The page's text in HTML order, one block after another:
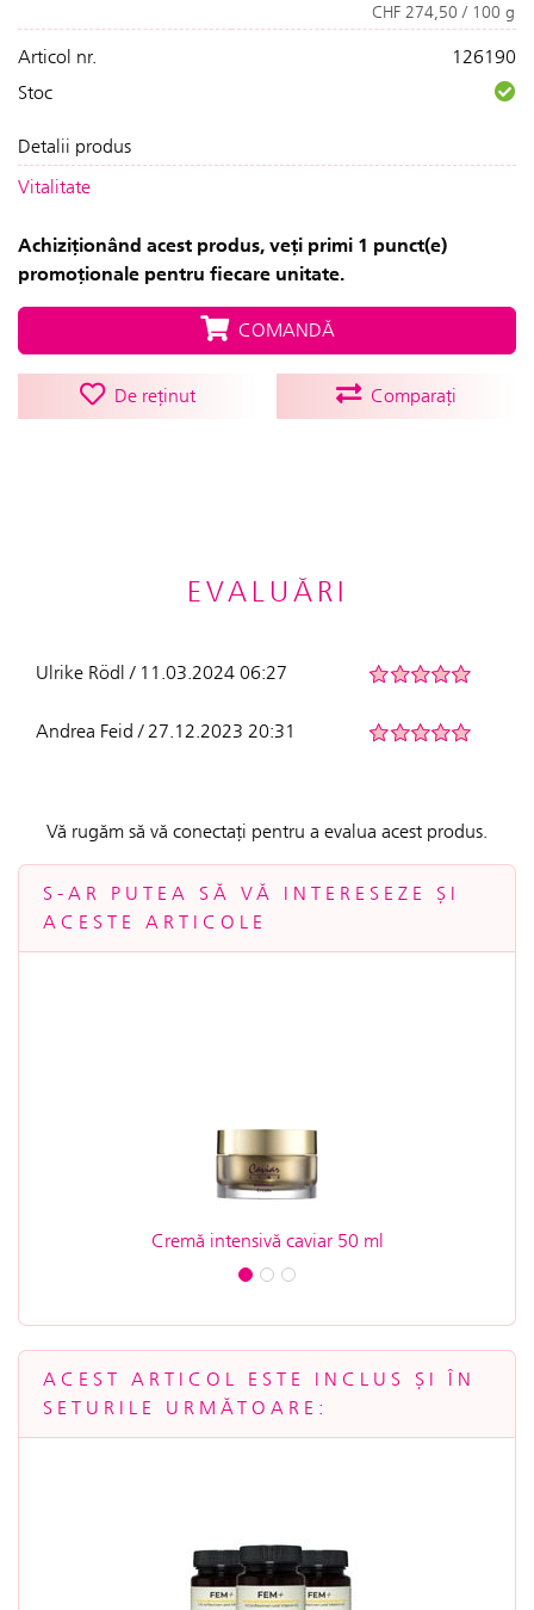
CHF 274,50 / 100 g
Articol nr.
126190
Stoc
Detalii produs
Vitalitate
Achiziționând acest produs, veți primi 1 punct(e)
promoționale pentru fiecare unitate.
COMANDĂ
De reținut Comparați
EVALUĂRI
Ulrike Rödl / 11.03.2024 06:27
Andrea Feid / 27.12.2023 20:31
Vă rugăm să vă conectați pentru a evalua acest produs.
S-AR PUTEA SĂ VĂ INTERESEZE ȘI
ACESTE ARTICOLE
Cremă intensivă caviar 50 ml
ACEST ARTICOL ESTE INCLUS ȘI ÎN
SETURILE URMĂTOARE: